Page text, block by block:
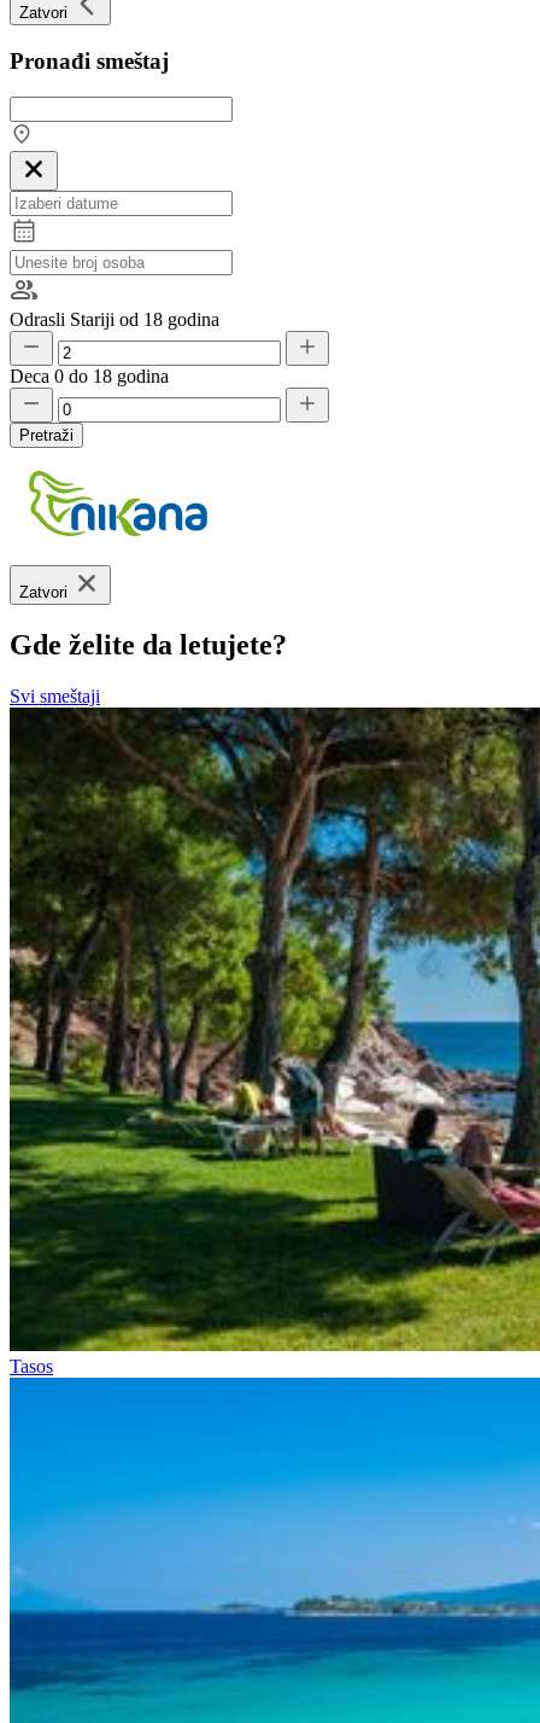
Zatvori
Pronađi smeštaj
Odrasli Stariji od 18 godina
Deca 0 do 18 godina
Pretraži
Zatvori
Gde želite da letujete?
Svi smeštaji
Tasos